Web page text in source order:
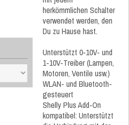
herkömmlichen Schalter
verwendet werden, den
Du zu Hause hast.
Unterstützt 0-10V- und
1-10V-Treiber (Lampen,
Motoren, Ventile usw.)
WLAN- und Bluetooth-
gesteuert
Shelly Plus Add-On
kompatibel: Unterstützt